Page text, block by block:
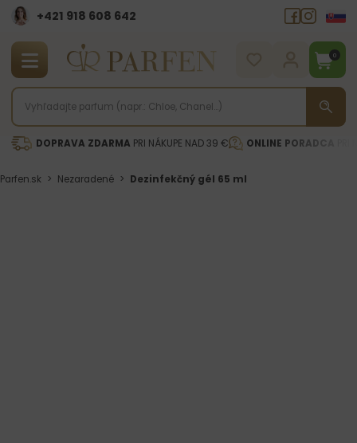
+421 918 608 642‬
0
DOPRAVA ZDARMA PRI NÁKUPE NAD 39 € ONLINE PORADCA
Parfen.sk > Nezaradené > Dezinfekčný gél 65 ml